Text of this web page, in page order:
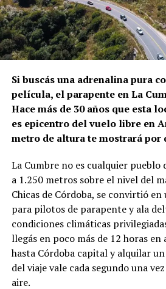
Si buscás una adrenalina pura
película, el parapente en La
Hace más de 30 años que esta
es epicentro del vuelo libre en
metro de altura te mostrará por
La Cumbre no es cualquier pueblo
a 1.250 metros sobre el nivel del
Chicas de Córdoba, se convirtió
para pilotos de parapente y ala
condiciones climáticas
llegás en poco más de 12 horas
hasta Córdoba capital y alquilar
del viaje vale cada segundo una
aire.